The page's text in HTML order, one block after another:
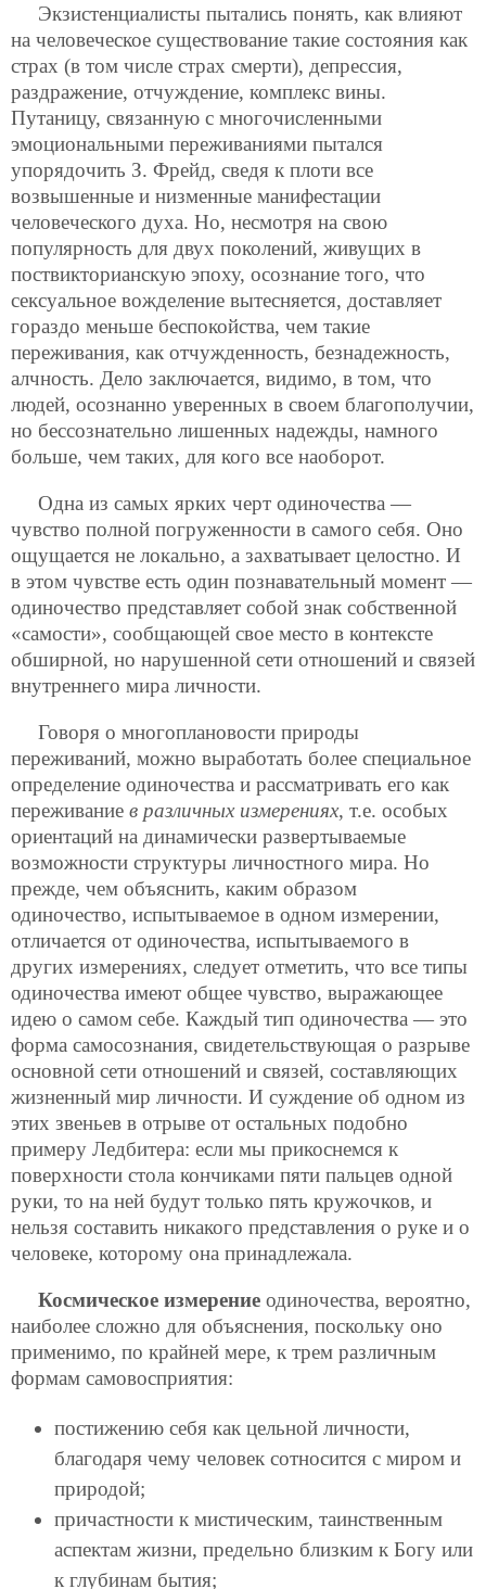
Экзистенциалисты пытались понять, как влияют
на человеческое существование такие состояния как
страх (в том числе страх смерти), депрессия,
раздражение, отчуждение, комплекс вины.
Путаницу, связанную с многочисленными
эмоциональными переживаниями пытался
упорядочить З. Фрейд, сведя к плоти все
возвышенные и низменные манифестации
человеческого духа. Но, несмотря на свою
популярность для двух поколений, живущих в
поствикторианскую эпоху, осознание того, что
сексуальное вожделение вытесняется, доставляет
гораздо меньше беспокойства, чем такие
переживания, как отчужденность, безнадежность,
алчность. Дело заключается, видимо, в том, что
людей, осознанно уверенных в своем благополучии,
но бессознательно лишенных надежды, намного
больше, чем таких, для кого все наоборот.
Одна из самых ярких черт одиночества —
чувство полной погруженности в самого себя. Оно
ощущается не локально, а захватывает целостно. И
в этом чувстве есть один познавательный момент —
одиночество представляет собой знак собственной
«самости», сообщающей свое место в контексте
обширной, но нарушенной сети отношений и связей
внутреннего мира личности.
Говоря о многоплановости природы
переживаний, можно выработать более специальное
определение одиночества и рассматривать его как
переживание в различных измерениях, т.е. особых
ориентаций на динамически развертываемые
возможности структуры личностного мира. Но
прежде, чем объяснить, каким образом
одиночество, испытываемое в одном измерении,
отличается от одиночества, испытываемого в
других измерениях, следует отметить, что все типы
одиночества имеют общее чувство, выражающее
идею о самом себе. Каждый тип одиночества — это
форма самосознания, свидетельствующая о разрыве
основной сети отношений и связей, составляющих
жизненный мир личности. И суждение об одном из
этих звеньев в отрыве от остальных подобно
примеру Ледбитера: если мы прикоснемся к
поверхности стола кончиками пяти пальцев одной
руки, то на ней будут только пять кружочков, и
нельзя составить никакого представления о руке и о
человеке, которому она принадлежала.
Космическое измерение одиночества, вероятно,
наиболее сложно для объяснения, поскольку оно
применимо, по крайней мере, к трем различным
формам самовосприятия:
постижению себя как цельной личности,
благодаря чему человек сотносится с миром и
природой;
причастности к мистическим, таинственным
аспектам жизни, предельно близким к Богу или
к глубинам бытия;